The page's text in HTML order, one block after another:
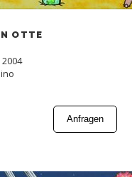
OTTE
, 2004
Anfragen